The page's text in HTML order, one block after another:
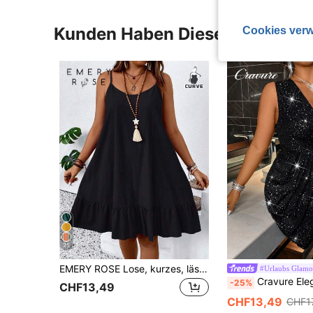
Kunden Haben Diese Artikel
25
EMERY ROSE Lose, kurzes, lässiges Kleid in Unifarbe mit Spaghettiträgern , Große Größen
CHF13,49
#Urlaubs
-25% Cravure Elegantes ärmelloses Maxikleid in Große
CHF13,49
Cookies